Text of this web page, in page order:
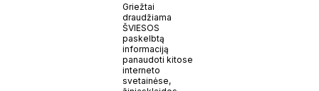
Griežtai
draudžiama
ŠVIESOS
paskelbtą
informaciją
panaudoti kitose
interneto
svetainėse,